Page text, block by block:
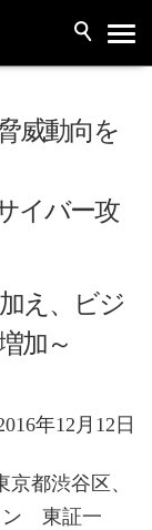
威動向を
イバー攻
え、ビジ
加～
年12月12日
都渋谷区、
ン 東証一